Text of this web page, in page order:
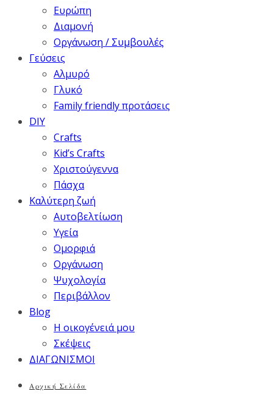
Ευρώπη
Διαμονή
Οργάνωση / Συμβουλές
Γεύσεις
Αλμυρό
Γλυκό
Family friendly προτάσεις
DIY
Crafts
Kid’s Crafts
Χριστούγεννα
Πάσχα
Καλύτερη ζωή
Αυτοβελτίωση
Υγεία
Ομορφιά
Οργάνωση
Ψυχολογία
Περιβάλλον
Blog
Η οικογένειά μου
Σκέψεις
ΔΙΑΓΩΝΙΣΜΟΙ
Αρχική Σελίδα